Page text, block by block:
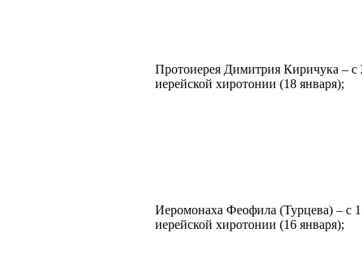
Протоиерея Димитрия Киричука – с
иерейской хиротонии (18 января);
Иеромонаха Феофила (Турцева) – с
иерейской хиротонии (16 января);